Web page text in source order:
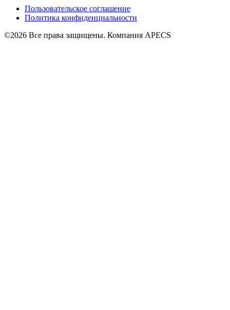
Пользовательское соглашение
Политика конфиденциальности
©2026 Все права защищены. Компания APECS